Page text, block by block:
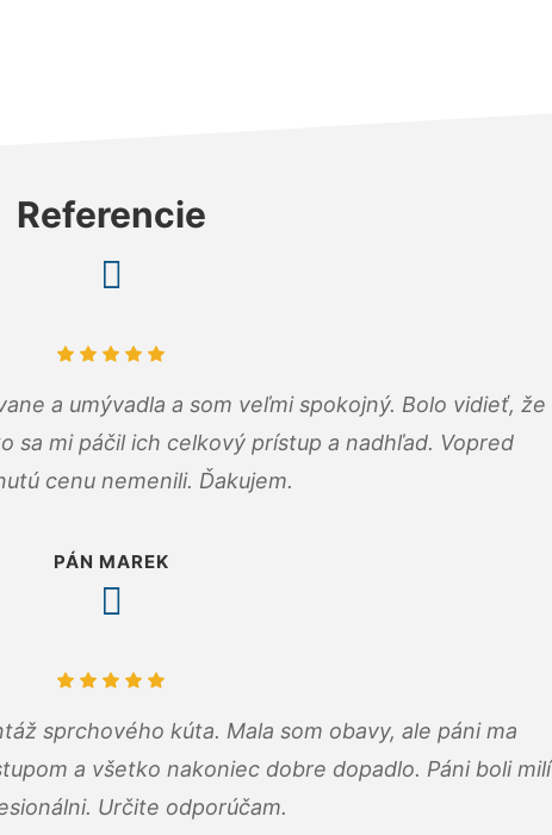
Referencie
a umývadla a som veľmi spokojný. Bolo vidieť, že
sa mi páčil ich celkový prístup a nadhľad. Vopred
cenu nemenili. Ďakujem.
PÁN MAREK
sprchového kúta. Mala som obavy, ale páni ma
a všetko nakoniec dobre dopadlo. Páni boli milí
Určite odporúčam.